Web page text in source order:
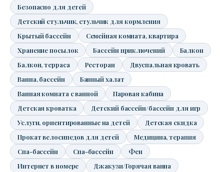
Безопасно для детей
Детский стульчик, стульчик для кормления
Крытый бассейн
Семейная комната, квартира
Хранение посылок
Бассейн приключений
Балкон
Балкон, терраса
Ресторан
Двуспальная кровать
Ванна, бассейн
Банный халат
Ванная комната с ванной
Паровая кабина
Детская кроватка
Детский бассейн/бассейн для игр
Услуги, ориентированные на детей
Детская скидка
Прокат велосипедов для детей
Медицина, терапия
Спа-бассейн
Спа-бассейн
Фен
Интернет в номере
Джакузи/Горячая ванна